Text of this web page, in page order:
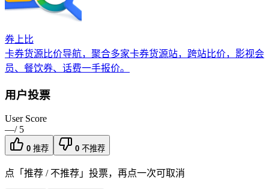
券上比
卡券货源比价导航，聚合多家卡券货源站，跨站比价，影视会
员、餐饮券、话费一手报价。
用户投票
User Score
—/ 5
0 推荐 0 不推荐
点「推荐 / 不推荐」投票，再点一次可取消